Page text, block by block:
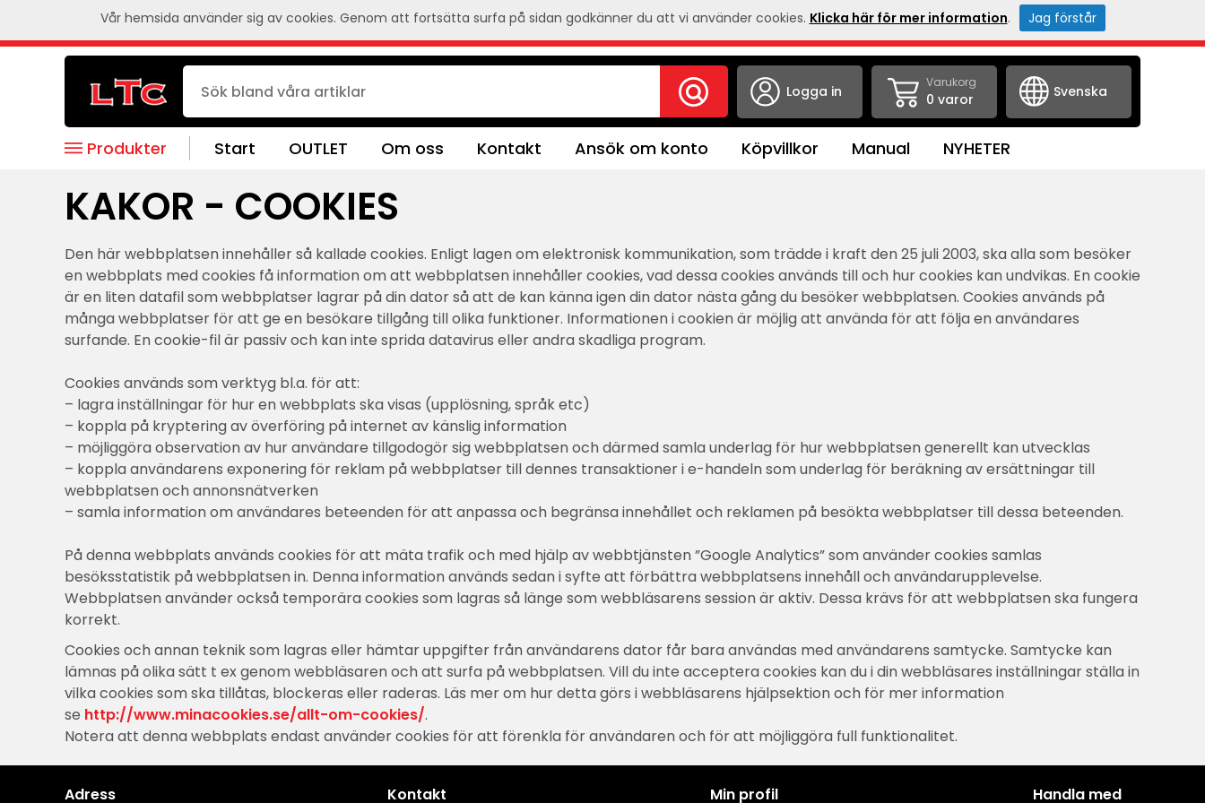
Logga in
Varukorg
0 varor
Produkter Start OUTLET Om oss Kontakt Ansök om konto Köpvillkor Manual NYHETER
KAKOR - COOKIES
Den här webbplatsen innehåller så kallade cookies. Enligt lagen om elektronisk kommunikation, som trädde i kraft den 25 juli 2003, ska alla som besöker
en webbplats med cookies få information om att webbplatsen innehåller cookies, vad dessa cookies används till och hur cookies kan undvikas. En cookie
är en liten datafil som webbplatser lagrar på din dator så att de kan känna igen din dator nästa gång du besöker webbplatsen. Cookies används på
många webbplatser för att ge en besökare tillgång till olika funktioner. Informationen i cookien är möjlig att använda för att följa en användares
surfande. En cookie-fil är passiv och kan inte sprida datavirus eller andra skadliga program.
Cookies används som verktyg bl.a. för att:
– lagra inställningar för hur en webbplats ska visas (upplösning, språk etc)
– koppla på kryptering av överföring på internet av känslig information
– möjliggöra observation av hur användare tillgodogör sig webbplatsen och därmed samla underlag för hur webbplatsen generellt kan utvecklas
– koppla användarens exponering för reklam på webbplatser till dennes transaktioner i e-handeln som underlag för beräkning av ersättningar till
webbplatsen och annonsnätverken
– samla information om användares beteenden för att anpassa och begränsa innehållet och reklamen på besökta webbplatser till dessa beteenden.
På denna webbplats används cookies för att mäta trafik och med hjälp av webbtjänsten ”Google Analytics” som använder cookies samlas
besöksstatistik på webbplatsen in. Denna information används sedan i syfte att förbättra webbplatsens innehåll och användarupplevelse.
Webbplatsen använder också temporära cookies som lagras så länge som webbläsarens session är aktiv. Dessa krävs för att webbplatsen ska fungera
korrekt.
Cookies och annan teknik som lagras eller hämtar uppgifter från användarens dator får bara användas med användarens samtycke. Samtycke kan
lämnas på olika sätt t ex genom webbläsaren och att surfa på webbplatsen. Vill du inte acceptera cookies kan du i din webbläsares inställningar ställa in
vilka cookies som ska tillåtas, blockeras eller raderas. Läs mer om hur detta görs i webbläsarens hjälpsektion och för mer information
se http://www.minacookies.se/allt-om-cookies/.
Notera att denna webbplats endast använder cookies för att förenkla för användaren och för att möjliggöra full funktionalitet.
Adress Kontakt Min profil Handla med
Vår hemsida använder sig av cookies. Genom att fortsätta surfa på sidan godkänner du att vi använder cookies. Klicka här för mer information. Jag förstår